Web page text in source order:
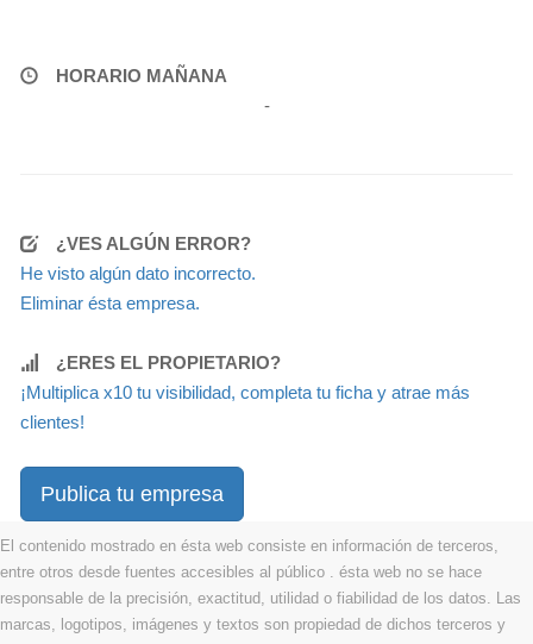
HORARIO MAÑANA
-
¿VES ALGÚN ERROR?
He visto algún dato incorrecto.
Eliminar ésta empresa.
¿ERES EL PROPIETARIO?
¡Multiplica x10 tu visibilidad, completa tu ficha y atrae más
clientes!
Publica tu empresa
El contenido mostrado en ésta web consiste en información de terceros,
entre otros desde fuentes accesibles al público . ésta web no se hace
responsable de la precisión, exactitud, utilidad o fiabilidad de los datos. Las
marcas, logotipos, imágenes y textos son propiedad de dichos terceros y